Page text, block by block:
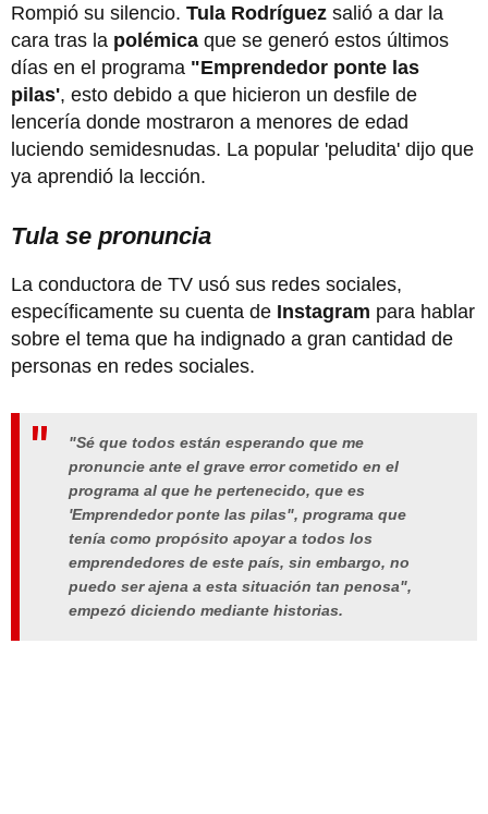
Rompió su silencio. Tula Rodríguez salió a dar la
cara tras la polémica que se generó estos últimos
días en el programa "Emprendedor ponte las
pilas', esto debido a que hicieron un desfile de
lencería donde mostraron a menores de edad
luciendo semidesnudas. La popular 'peludita' dijo que
ya aprendió la lección.
Tula se pronuncia
La conductora de TV usó sus redes sociales,
específicamente su cuenta de Instagram para hablar
sobre el tema que ha indignado a gran cantidad de
personas en redes sociales.
"Sé que todos están esperando que me
pronuncie ante el grave error cometido en el
programa al que he pertenecido, que es
'Emprendedor ponte las pilas", programa que
tenía como propósito apoyar a todos los
emprendedores de este país, sin embargo, no
puedo ser ajena a esta situación tan penosa",
empezó diciendo mediante historias.